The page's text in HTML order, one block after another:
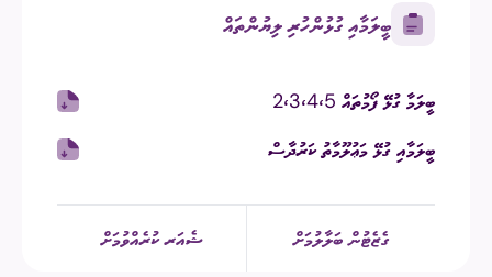
ބީލަމާއި ގުޅުންހުރި ލިޔުންތައް
ބީލަމާ ގުޅޭ ފޯމުތައް 2،3،4،5
ބީލަމާއި ގުޅޭ މަޢުލޫމާތު ކަރުދާސް
ގެޒެޓުން ބަލާލުމަށް ޝެއަރ ކުރެއްވުމަށް